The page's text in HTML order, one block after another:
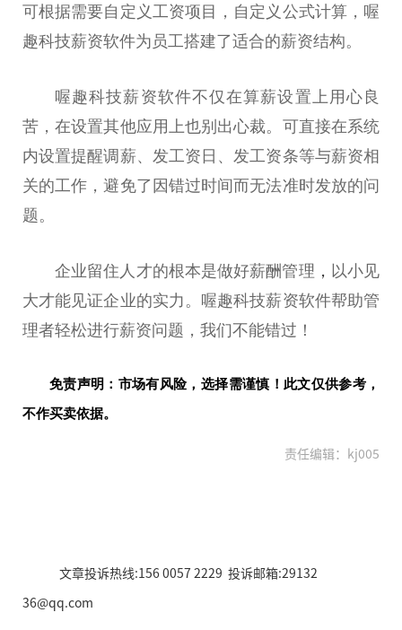
可根据需要自定义工资项目，自定义公式计算，喔
趣科技薪资软件为员工搭建了适合的薪资结构。
喔趣科技薪资软件不仅在算薪设置上用心良
苦，在设置其他应用上也别出心裁。可直接在系统
内设置提醒调薪、发工资日、发工资条等与薪资相
关的工作，避免了因错过时间而无法准时发放的问
题。
企业留住人才的根本是做好薪酬管理 ， 以小见
大才能见证企业的实力。喔趣科技薪资软件帮助管
理者轻松进行薪资问题，我们不能错过！
免责声明：市场有风险，选择需谨慎！此文仅供参考，
不作买卖依据。
责任编辑：kj005
文章投诉热线:156 0057 2229 投诉邮箱:29132
36@qq.com